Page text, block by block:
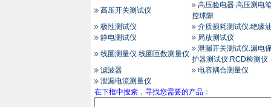
高压开关测试仪
高压验电器.高压测电
控球隙
极性测试仪
介质损耗测试仪.绝缘
静电测试仪
局放测试仪
线圈测量仪.线圈匝数测量仪
泄漏开关测试仪.漏电
护器测试仪.RCD检测仪
滤波器
电容耦合测量仪
泄漏电流测量仪
在下框中搜索，寻找您需要的产品：